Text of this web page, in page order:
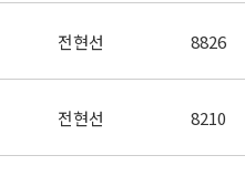
전현선 8826
전현선 8210